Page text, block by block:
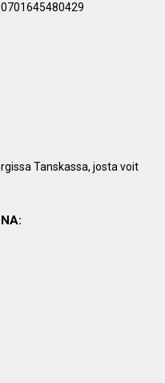
Tanskassa, josta voit